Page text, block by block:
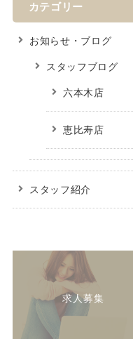
カテゴリー
お知らせ・ブログ
スタッフブログ
六本木店
恵比寿店
スタッフ紹介
求人募集